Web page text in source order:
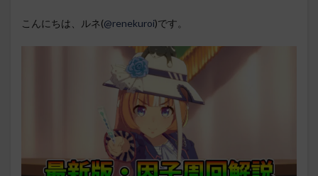
こんにちは、ルネ(@renekuroi)です。